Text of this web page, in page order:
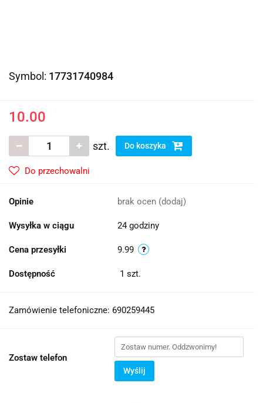
Symbol: 17731740984
10.00
szt. Do koszyka
Do przechowalni
Opinie brak ocen (dodaj)
Wysyłka w ciągu 24 godziny
Cena przesyłki 9.99
Dostępność 1 szt.
Zamówienie telefoniczne: 690259445
Zostaw telefon
Wyślij